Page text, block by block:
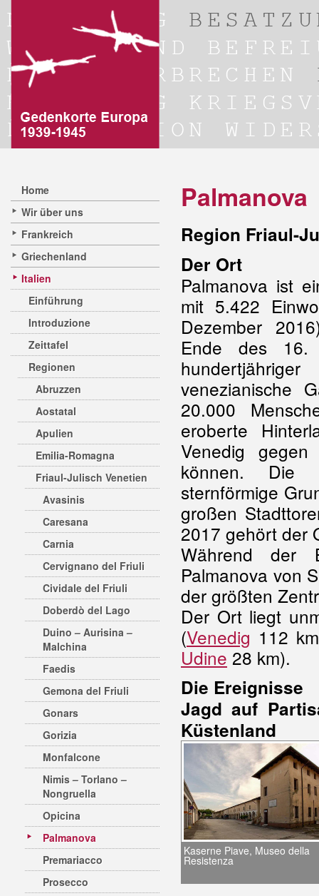
Home
Wir über uns
Frankreich
Griechenland
Italien
Einführung
Introduzione
Zeittafel
Regionen
Abruzzen
Aostatal
Apulien
Emilia-Romagna
Friaul-Julisch Venetien
Avasinis
Caresana
Carnia
Cervignano del Friuli
Cividale del Friuli
Doberdò del Lago
Duino – Aurisina –
Malchina
Faedis
Gemona del Friuli
Gonars
Gorizia
Monfalcone
Nimis – Torlano –
Nongruella
Opicina
Palmanova
Premariacco
Prosecco
Palmanova
Region Friaul-
Der Ort
Palmanova ist
mit 5.422
Dezember
Ende des 16.
venezianische
20.000
eroberte
Venedig
können. Die
sternförmige
großen
2017 gehört der
Während der
Palmanova von
der größten
Der Ort liegt
(Venedig 112
Udine 28 km).
Die Ereignisse
Jagd auf
Küstenland
Kaserne Piave, Museo della
Resistenza